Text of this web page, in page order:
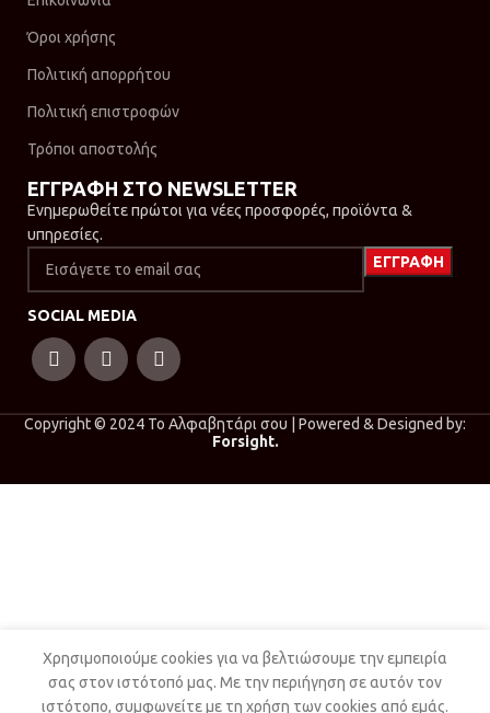
Όροι χρήσης
Πολιτική απορρήτου
Πολιτική επιστροφών
Τρόποι αποστολής
ΕΓΓΡΑΦΗ ΣΤΟ NEWSLETTER
Ενημερωθείτε πρώτοι για νέες προσφορές, προϊόντα &
υπηρεσίες.
SOCIAL MEDIA
Copyright © 2024 Το Αλφαβητάρι σου | Powered & Designed by:
Forsight.
Χρησιμοποιούμε cookies για να βελτιώσουμε την εμπειρία
σας στον ιστότοπό μας. Με την περιήγηση σε αυτόν τον
ιστότοπο, συμφωνείτε με τη χρήση των cookies από εμάς.